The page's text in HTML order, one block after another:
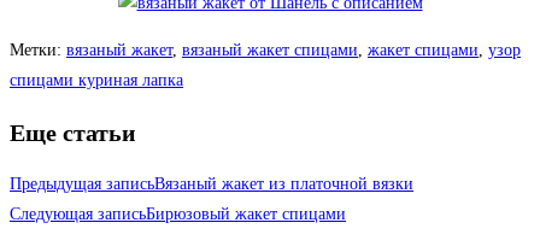
Метки: вязаный жакет, вязаный жакет спицами, жакет спицами, узор
спицами куриная лапка
Еще статьи
Предыдущая записьВязаный жакет из платочной вязки
Следующая записьБирюзовый жакет спицами